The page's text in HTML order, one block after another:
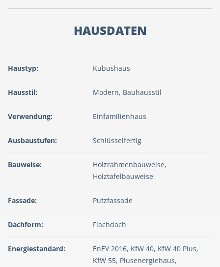
HAUSDATEN
Haustyp: Kubushaus
Hausstil: Modern, Bauhausstil
Verwendung: Einfamilienhaus
Ausbaustufen: Schlüsselfertig
Bauweise:
Holzrahmenbauweise,
Holztafelbauweise
Fassade: Putzfassade
Dachform: Flachdach
Energiestandard:
EnEV 2016, KfW 40, KfW 40 Plus,
KfW 55, Plusenergiehaus,